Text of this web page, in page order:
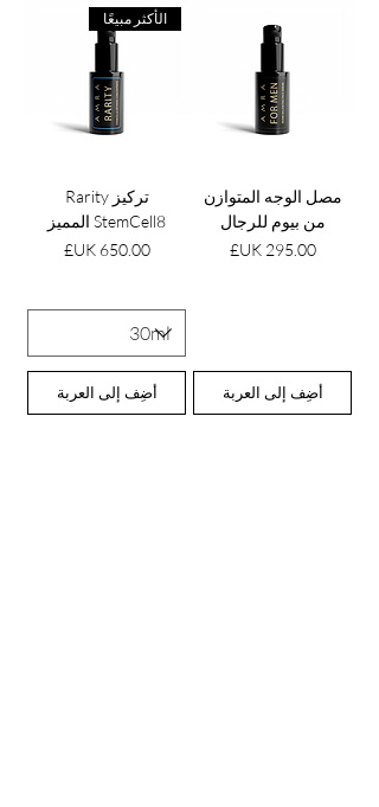
مصل الوجه المتوازن
من بيوم للرجال
السعر‏295.00 UK£
أضِف إلى العربة
الأكثر مبيعًا
تركيز Rarity
StemCell8 المميز
السعر‏650.00 UK£
أضِف إلى العربة